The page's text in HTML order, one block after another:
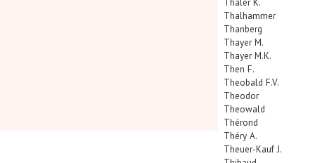
Thalhammer
Thanberg
Thayer M.
Thayer M.K.
Then F.
Theobald F.V.
Theodor
Theowald
Thérond
Théry A.
Theuer-Kauf J.